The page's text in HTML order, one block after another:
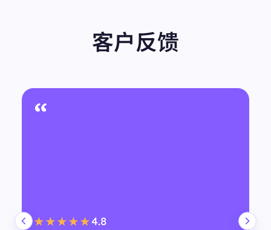
客户反馈
“
★★★★★4.8